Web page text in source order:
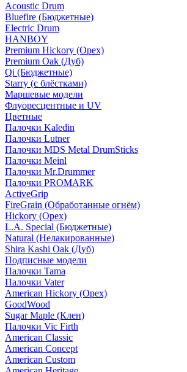
Acoustic Drum
Bluefire (Бюджетные)
Electric Drum
HANBOY
Premium Hickory (Орех)
Premium Oak (Дуб)
Qi (Бюджетные)
Starry (с блёстками)
Маршевые модели
Флуоресцентные и UV
Цветные
Палочки Kaledin
Палочки Lutner
Палочки MDS Metal DrumSticks
Палочки Meinl
Палочки Mr.Drummer
Палочки PROMARK
ActiveGrip
FireGrain (Обработанные огнём)
Hickory (Орех)
L.A. Special (Бюджетные)
Natural (Нелакированные)
Shira Kashi Oak (Дуб)
Подписные модели
Палочки Tama
Палочки Vater
American Hickory (Орех)
GoodWood
Sugar Maple (Клен)
Палочки Vic Firth
American Classic
American Concept
American Custom